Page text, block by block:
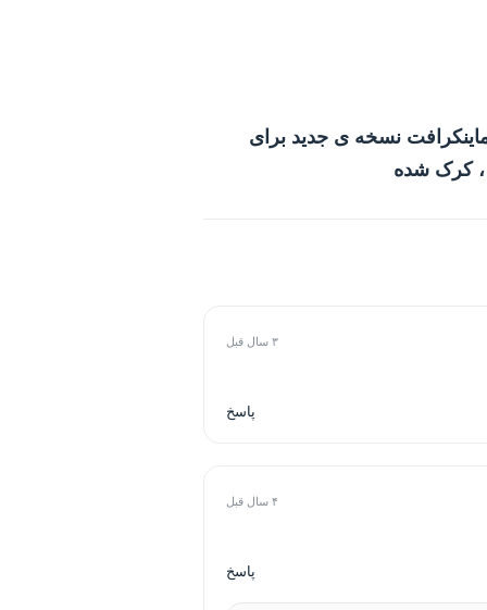
ماینکرافت نسخه ی جدید برای
، کرک شده
۳ سال قبل
پاسخ
۴ سال قبل
پاسخ